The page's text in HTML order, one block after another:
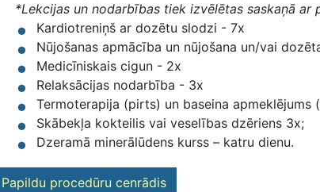
*Lekcijas un nodarbības tiek izvēlētas saskaņā ar
Kardiotreniņš ar dozētu slodzi - 7x
Nūjošanas apmācība un nūjošana un/vai
Medicīniskais cigun - 2x
Relaksācijas nodarbība - 3x
Termoterapija (pirts) un baseina
Skābekļa kokteilis vai veselības dzēriens 3x;
Dzeramā minerālūdens kurss – katru dienu.
Papildu procedūru cenrādis